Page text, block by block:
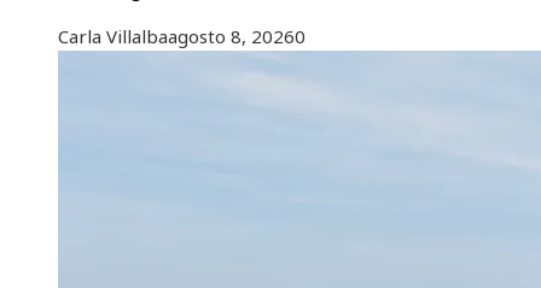
Carla Villalbaagosto 8, 20260